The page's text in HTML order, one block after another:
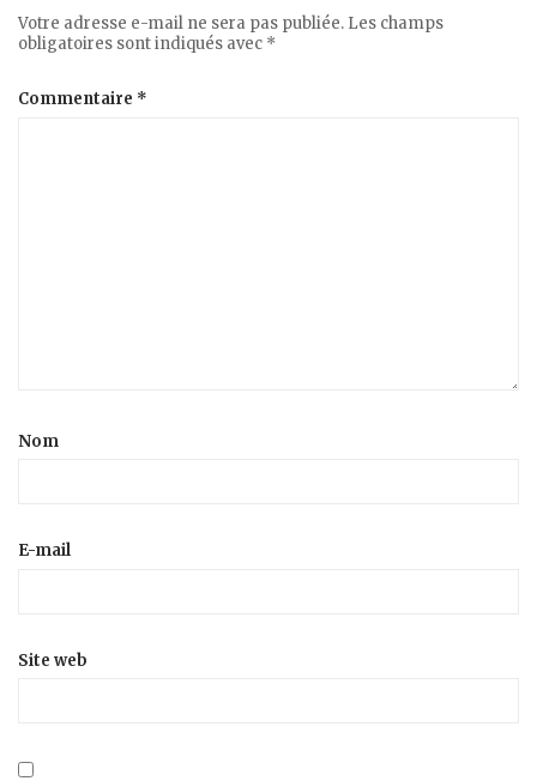
Votre adresse e-mail ne sera pas publiée. Les champs
obligatoires sont indiqués avec *
Commentaire *
Nom
E-mail
Site web